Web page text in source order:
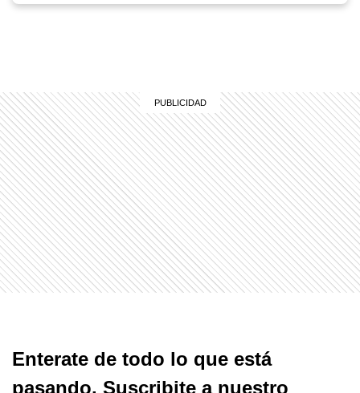
Enterate de todo lo que está
pasando. Suscribite a nuestro